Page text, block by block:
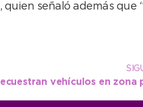
señaló además que
vehículos en zona